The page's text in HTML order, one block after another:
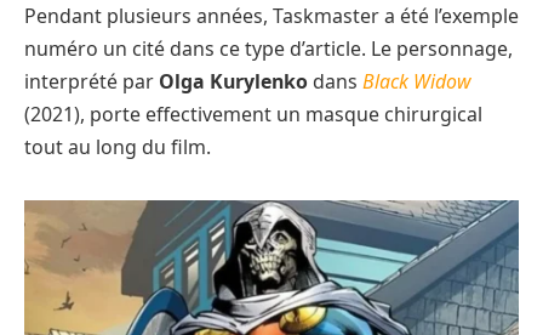
Pendant plusieurs années, Taskmaster a été l’exemple
numéro un cité dans ce type d’article. Le personnage,
interprété par Olga Kurylenko dans Black Widow
(2021), porte effectivement un masque chirurgical
tout au long du film.